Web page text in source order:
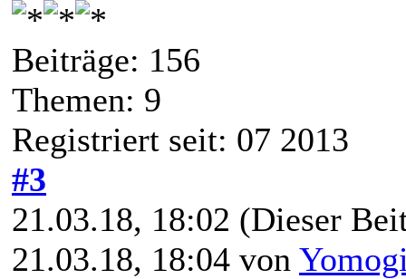
Beiträge: 156
Themen: 9
Registriert seit: 07 2013
#3
21.03.18, 18:02 (Dieser
21.03.18, 18:04 von